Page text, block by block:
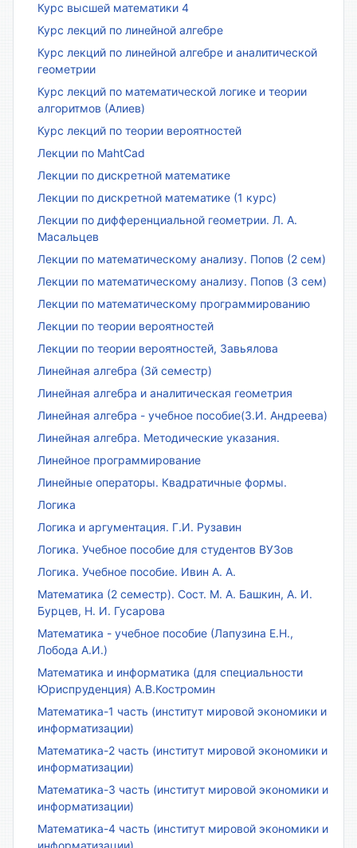
Курс высшей математики 4
Курс лекций по линейной алгебре
Курс лекций по линейной алгебре и аналитической
геометрии
Курс лекций по математической логике и теории
алгоритмов (Алиев)
Курс лекций по теории вероятностей
Лекции по MahtCad
Лекции по дискретной математике
Лекции по дискретной математике (1 курс)
Лекции по дифференциальной геометрии. Л. А.
Масальцев
Лекции по математическому анализу. Попов (2 сем)
Лекции по математическому анализу. Попов (3 сем)
Лекции по математическому программированию
Лекции по теории вероятностей
Лекции по теории вероятностей, Завьялова
Линейная алгебра (3й семестр)
Линейная алгебра и аналитическая геометрия
Линейная алгебра - учебное пособие(З.И. Андреева)
Линейная алгебра. Методические указания.
Линейное программирование
Линейные операторы. Квадратичные формы.
Логика
Логика и аргументация. Г.И. Рузавин
Логика. Учебное пособие для студентов ВУЗов
Логика. Учебное пособие. Ивин А. А.
Математика (2 семестр). Сост. М. А. Башкин, А. И.
Бурцев, Н. И. Гусарова
Математика - учебное пособие (Лапузина Е.Н.,
Лобода А.И.)
Математика и информатика (для специальности
Юриспруденция) А.В.Костромин
Математика-1 часть (институт мировой экономики и
информатизации)
Математика-2 часть (институт мировой экономики и
информатизации)
Математика-3 часть (институт мировой экономики и
информатизации)
Математика-4 часть (институт мировой экономики и